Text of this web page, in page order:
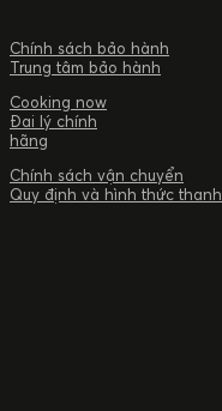
Chính sách bảo hành
Trung tâm bảo hành
Cooking now
Đai lý chính
hãng
Chính sách vận chuyển
Quy định và hình thức